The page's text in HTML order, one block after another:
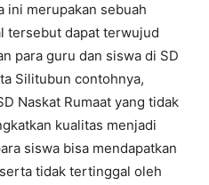
ini merupakan sebuah
tersebut dapat terwujud
para guru dan siswa di SD
Silitubun contohnya,
Naskat Rumaat yang tidak
kualitas menjadi
siswa bisa mendapatkan
tidak tertinggal oleh